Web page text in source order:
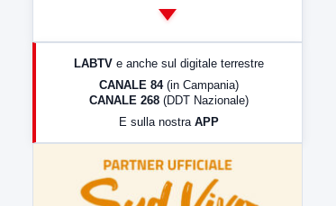
LabNews (Diretta)
LabNews (replica)
LABTV e anche sul digitale terrestre
CANALE 84 (in Campania)
CANALE 268 (DDT Nazionale)
E sulla nostra APP